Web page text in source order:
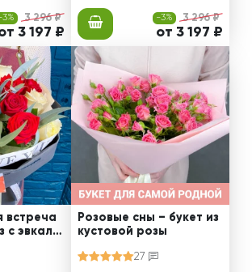
3% 3 296 ₽
3 197 ₽
-3% 3 296 ₽
от 3 197 ₽
встреча
с эвкали
Розовые сны – букет из
кустовой розы
27